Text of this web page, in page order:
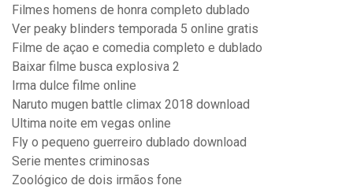
Filmes homens de honra completo dublado
Ver peaky blinders temporada 5 online gratis
Filme de açao e comedia completo e dublado
Baixar filme busca explosiva 2
Irma dulce filme online
Naruto mugen battle climax 2018 download
Ultima noite em vegas online
Fly o pequeno guerreiro dublado download
Serie mentes criminosas
Zoológico de dois irmãos fone